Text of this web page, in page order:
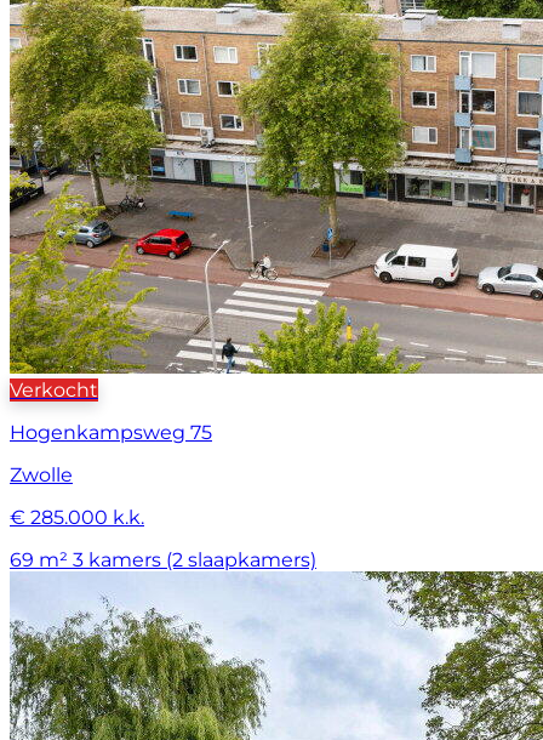
Verkocht
Hogenkampsweg 75
Zwolle
€ 285.000 k.k.
69 m² 3 kamers (2 slaapkamers)